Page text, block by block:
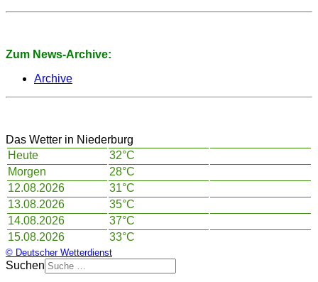
Zum News-Archive:
Archive
Das Wetter in Niederburg
Heute
32°C
Morgen
28°C
12.08.2026
31°C
13.08.2026
35°C
14.08.2026
37°C
15.08.2026
33°C
© Deutscher Wetterdienst
Suchen